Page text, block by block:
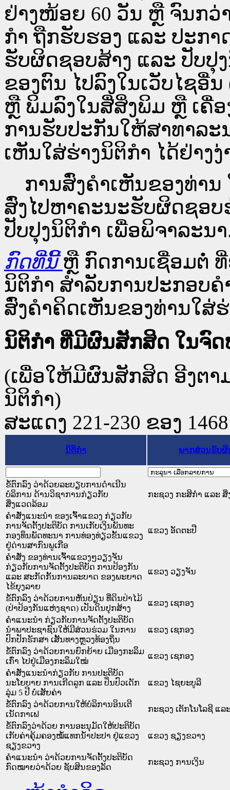
ຢ່າງໜ້ອຍ 60 ວັນ ຫຼື ຈົນກ
ກໍາ ຖືກຮັບຮອງ ແລະ ປະກ
ຮັບຜິດຊອບສ້າງ ແລະ ປັບປຸ
ຂອງຕົນ ໄປລົງໃນ​ເວັບ​ໄຊ​ອື່
ຫຼື ພິມລົງໃນສື່ສິ່ງພິມ ຫຼື ເຄື່
ການຮັບປະກັນໃຫ້ສາທາລະ
ເຫັນໃສ່ຮ່າງນິຕິກຳ ໄດ້ຢ່າງ
ການສົ່ງຄໍາເຫັນຂອງທ່ານ
ສົ່ງໄປຫາຄະນະຮັບຜິດຊອບ
ປັບປຸງນິຕິກຳ ເພື່ອພິຈາລະນ
ກົດທີ່ນີ້ ຫຼື ກົດການເຊື່ອມຕໍ່ ທີ່
ນິຕິກໍາ ສໍາລັບການປະກອບ
ສົ່ງຄຳຄິດເຫັນຂອງທ່ານໃສ່
ນິຕິກໍາ ທີ່ມີຜົນສັກສິດ ໃນຈົ
(ເພື່ອໃຫ້ມີຜົນສັກສິດ ອີງຕ
ນິຕິກໍາ)
ສະແດງ 221-230 ຂອງ
ນິຕິກໍາ ພາກສ່ວນຮັບຜິ
ຂໍ້ຕົກລົງ ວ່າດ້ວຍລະບຽບການດຳເນີນ
ບໍລິການ ດ້ານວິຊາການກ່ຽວກັບ
ສິ່ງແວດລ້ອມ
ກະຊວງ ກະສິກຳ ແລະ
ຄຳສັ່ງແນະນຳ ຂອງເຈົ້າແຂວງ ກ່ຽວກັບ
ການຈັດຕັ້ງປະຕິບັດ ການເກັບເງິນພັນທະ
ກອງທຶນພັດທະນາ ການທ່ອງທ່ຽວຂັ້ນແຂວງ
ຢູ່ດ່ານສາກົນພູເກືອ
ແຂວງ ອັດຕະປື
ຄໍາສັ່ງ ຂອງທ່ານເຈົ້າແຂວງໆວຽງຈັນ
ກ່ຽວກັບການຈັດຕັ້ງປະຕິບັດ ການປ້ອງກັນ
ແລະ ສະກັດກັ້ນການລະບາດ ຂອງພະຍາດ
ໄຂ້ຍຸງລາຍ
ແຂວງ ວຽງຈັນ
ຂໍ້ຕົກລົງ ວ່າດ້ວຍການຫັນປ່ຽນ ທີ່ດິນປ່າໄມ້
(ປ່າປ້ອງກັນແຫ່ງຊາດ) ເປັນດິນປຸກສ້າງ
ແຂວງ ເຊກອງ
ຄຳແນະນຳ ກ່ຽວກັບການຈັດຕັ້ງປະຕິບັດ
ນຳພາປະຊາຊົນໃຫ້ມີສ່ວນຮ່ວມ ໃນການ
ປົກປັກຮັກສາ ເສັ້ນທາງຫຼວງທ້ອງຖິ່ນ
ແຂວງ ເຊກອງ
ຂໍ້ຕົກລົງ ວ່າດ້ວຍການຍົກຍ້າຍ ເມືອງກະລຶມ
ເກົ່າ ໄປຢູ່ເມືອງກະລຶມໃໝ່
ແຂວງ ເຊກອງ
ຄໍາສັ່ງແນະນໍາກ່ຽວກັບ ການປະຕິບັດ
ນະໂຍບາຍ ການເກີດລູກ ແລະ ປິ່ນປົວເດັກ
ລຸ່ມ 5 ປີ ບໍ່ເສັຍຄ່າ
ແຂວງ ໄຊຍະບູລີ
ຂໍ້ຕົກລົງ ວ່າດ້ວຍການໃຫ້ບໍລິການອິນເຕີ
ເນັດກາເຟ
ກະຊວງ ເຕັກໂນໂລຊີ ແ
ຂໍ້ຕົກລົງວ່າດ້ວຍ ການອະນຸມັດໃຫ້ປະຕິບັດ
ເກັບຄ່າຄຸ້ມຄອງໝໍ້ແທກນ້ຳປະປາ ຢູ່ແຂວງ
ຊຽງຂວາງ
ແຂວງ ຊຽງຂວາງ
ຄຳແນະນຳ ວ່າດ້ວຍການຈັດຕັ້ງປະຕິບັດ
ກົດໝາຍວ່າດ້ວຍ ຊັບສິນຂອງລັດ
ກະຊວງ ການເງິນ